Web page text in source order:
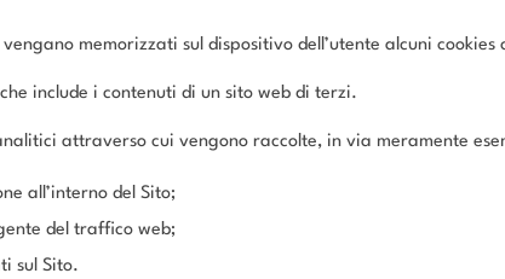
memorizzati sul dispositivo dell’utente alcuni
include i contenuti di un sito web di terzi.
attraverso cui vengono raccolte, in via meramente
all’interno del Sito;
del traffico web;
sul Sito.